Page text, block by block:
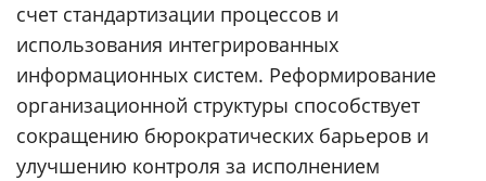
счет стандартизации процессов и
использования интегрированных
информационных систем. Реформирование
организационной структуры способствует
сокращению бюрократических барьеров и
улучшению контроля за исполнением